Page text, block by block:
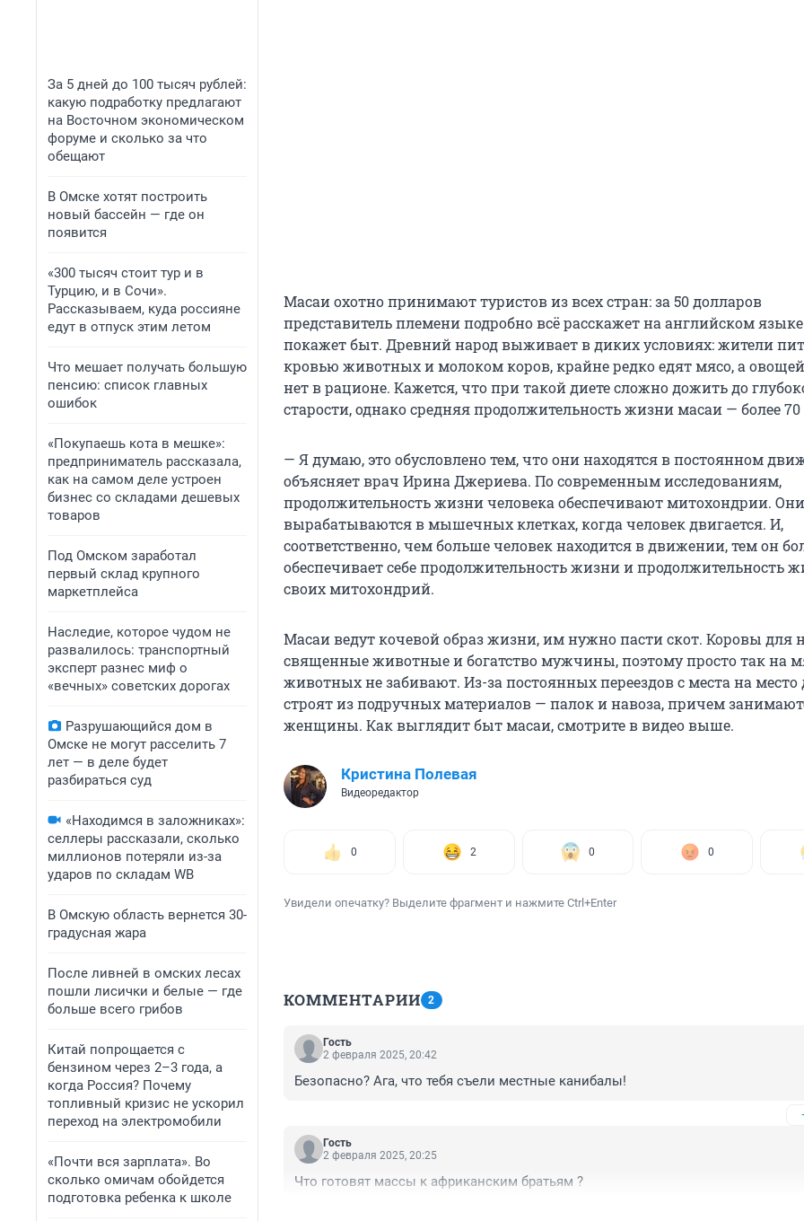
За 5 дней до 100 тысяч рублей:
какую подработку предлагают
на Восточном экономическом
форуме и сколько за что
обещают
В Омске хотят построить
новый бассейн — где он
появится
«300 тысяч стоит тур и в
Турцию, и в Сочи».
Рассказываем, куда россияне
едут в отпуск этим летом
Что мешает получать большую
пенсию: список главных
ошибок
«Покупаешь кота в мешке»:
предприниматель рассказала,
как на самом деле устроен
бизнес со складами дешевых
товаров
Под Омском заработал
первый склад крупного
маркетплейса
Наследие, которое чудом не
развалилось: транспортный
эксперт разнес миф о
«вечных» советских дорогах
Разрушающийся дом в
Омске не могут расселить 7
лет — в деле будет
разбираться суд
«Находимся в заложниках»:
селлеры рассказали, сколько
миллионов потеряли из-за
ударов по складам WB
В Омскую область вернется 30-
градусная жара
После ливней в омских лесах
пошли лисички и белые — где
больше всего грибов
Китай попрощается с
бензином через 2–3 года, а
когда Россия? Почему
топливный кризис не ускорил
переход на электромобили
«Почти вся зарплата». Во
сколько омичам обойдется
подготовка ребенка к школе
Масаи охотно принимают туристов из всех стран: за 50 долларов
представитель племени подробно всё расскажет на английском
покажет быт. Древний народ выживает в диких условиях: жители
кровью животных и молоком коров, крайне редко едят мясо, а
нет в рационе. Кажется, что при такой диете сложно дожить до
старости, однако средняя продолжительность жизни масаи — более 70
— Я думаю, это обусловлено тем, что они находятся в постоянном
объясняет врач Ирина Джериева. По современным исследованиям,
продолжительность жизни человека обеспечивают митохондрии. Они
вырабатываются в мышечных клетках, когда человек двигается. И,
соответственно, чем больше человек находится в движении, тем он
обеспечивает себе продолжительность жизни и продолжительность
своих митохондрий.
Масаи ведут кочевой образ жизни, им нужно пасти скот. Коровы для
священные животные и богатство мужчины, поэтому просто так на
животных не забивают. Из-за постоянных переездов с места на место
строят из подручных материалов — палок и навоза, причем
женщины. Как выглядит быт масаи, смотрите в видео выше.
Кристина Полевая
Видеоредактор
0 2 0 0
Увидели опечатку? Выделите фрагмент и нажмите Ctrl+Enter
КОММЕНТАРИИ 2
Гость
2 февраля 2025, 20:42
Безопасно? Ага, что тебя съели местные канибалы!
Гость
2 февраля 2025, 20:25
Что готовят массы к африканским братьям ?